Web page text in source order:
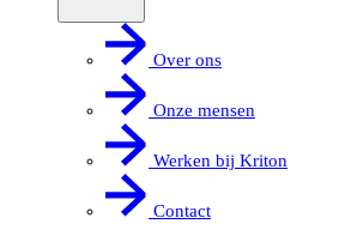
Over ons
Onze mensen
Werken bij Kriton
Contact